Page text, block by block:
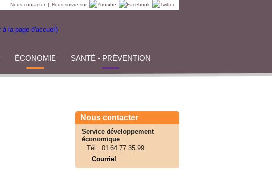
Nous contacter | Nous suivre sur
ÉCONOMIE SANTÉ - PRÉVENTION
Nous contacter
Service développement
économique
Tél : 01 64 77 35 99
Courriel